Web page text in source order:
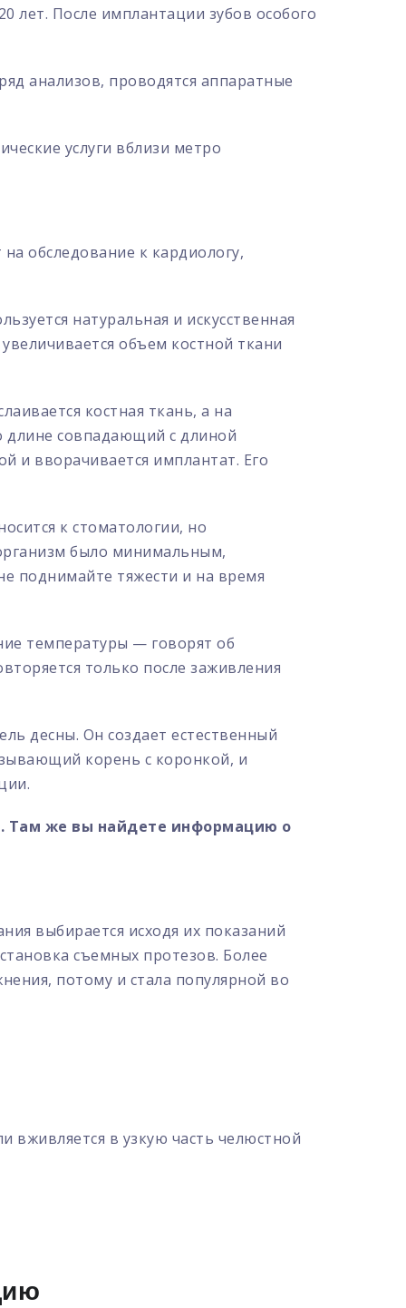
лет. После имплантации зубов особого
анализов, проводятся аппаратные
услуги вблизи метро
обследование к кардиологу,
натуральная и искусственная
объем костной ткани
костная ткань, а на
длине совпадающий с длиной
и вворачивается имплантат. Его
к стоматологии, но
было минимальным,
поднимайте тяжести и на время
температуры — говорят об
только после заживления
десны. Он создает естественный
корень с коронкой, и
Там же вы найдете информацию о
выбирается исходя их показаний
съемных протезов. Более
потому и стала популярной во
в узкую часть челюстной